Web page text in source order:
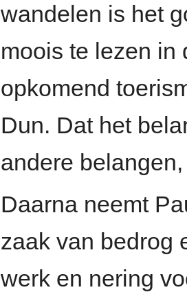
wandelen is het
moois te lezen in
opkomend
Dun. Dat het
andere
Daarna neemt
zaak van bedrog
werk en nering